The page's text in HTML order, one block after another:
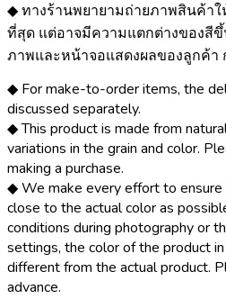
◆ ทางร้านพยายามถ่ายภาพสินค้าใ
ที่สุด แต่อาจมีความแตกต่างของสี
ภาพและหน้าจอแสดงผลของลูกค้า
◆ For make-to-order items, the
discussed separately.
◆ This product is made from
variations in the grain and color.
making a purchase.
◆ We make every effort to
close to the actual color as
conditions during photography or
settings, the color of the product
different from the actual product.
advance.